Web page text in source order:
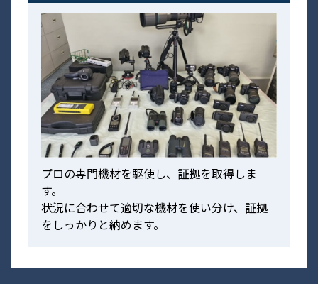
プロの専門機材を駆使し、証拠を取得しま
す。
状況に合わせて適切な機材を使い分け、証拠
をしっかりと納めます。